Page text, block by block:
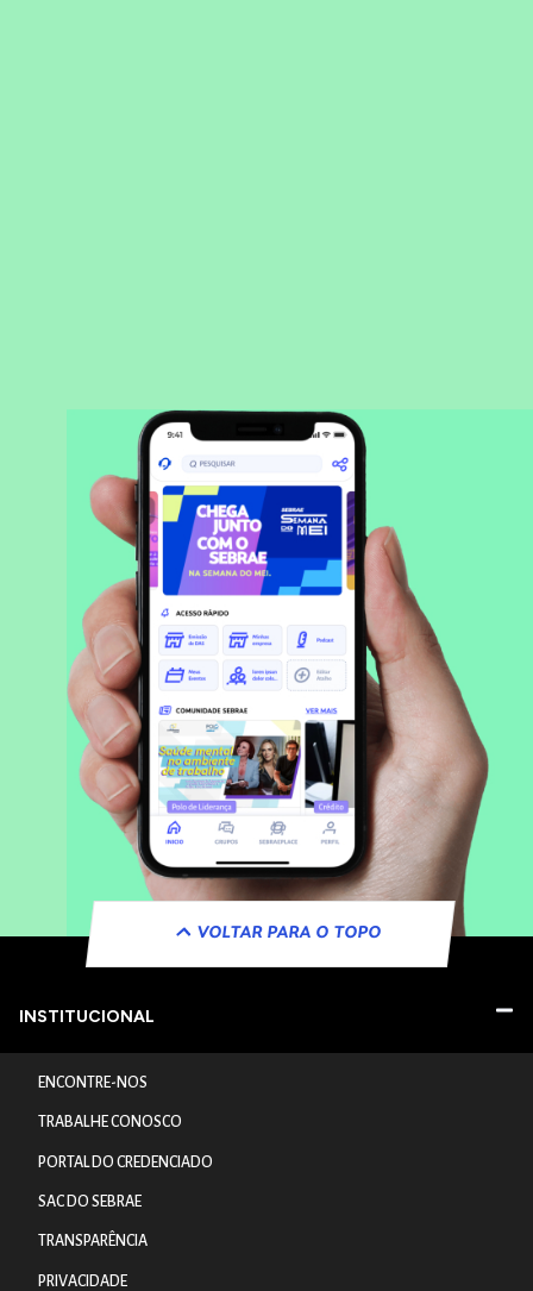
VOLTAR PARA O TOPO
INSTITUCIONAL
ENCONTRE-NOS
TRABALHE CONOSCO
PORTAL DO CREDENCIADO
SAC DO SEBRAE
TRANSPARÊNCIA
PRIVACIDADE